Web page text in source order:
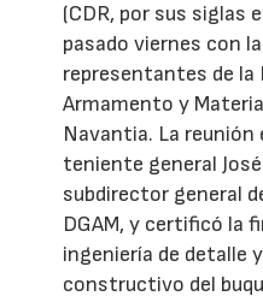
(CDR, por sus siglas
pasado viernes con
representantes de la
Armamento y
Navantia. La reunión
teniente general
subdirector general
DGAM, y certificó la
ingeniería de detalle
constructivo del